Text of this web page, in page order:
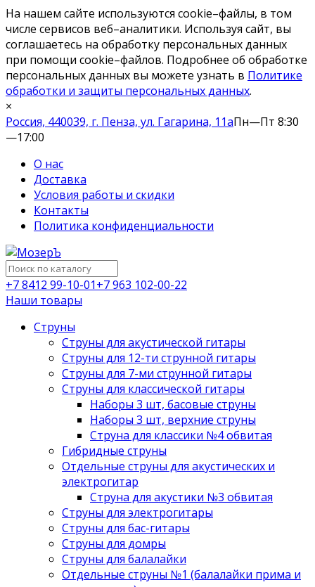
На нашем сайте используются cookie–файлы, в том
числе сервисов веб–аналитики. Используя сайт, вы
соглашаетесь на обработку персональных данных
при помощи cookie–файлов. Подробнее об обработке
персональных данных вы можете узнать в Политике
обработки и защиты персональных данных.
×
Россия, 440039, г. Пенза, ул. Гагарина, 11аПн—Пт 8:30
—17:00
О нас
Доставка
Условия работы и скидки
Контакты
Политика конфиденциальности
+7 8412 99-10-01+7 963 102-00-22
Наши товары
Струны
Струны для акустической гитары
Струны для 12-ти струнной гитары
Струны для 7-ми струнной гитары
Струны для классической гитары
Наборы 3 шт, басовые струны
Наборы 3 шт, верхние струны
Струна для классики №4 обвитая
Гибридные струны
Отдельные струны для акустических и
электрогитар
Струна для акустики №3 обвитая
Струны для электрогитары
Струны для бас-гитары
Струны для домры
Струны для балалайки
Отдельные струны №1 (балалайки прима и